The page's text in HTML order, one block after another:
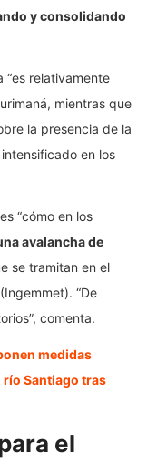
y consolidando
“es relativamente
mientras que
la presencia de la
en los
“cómo en los
avalancha de
se tramitan en el
“De
comenta.
medidas
Santiago tras
el